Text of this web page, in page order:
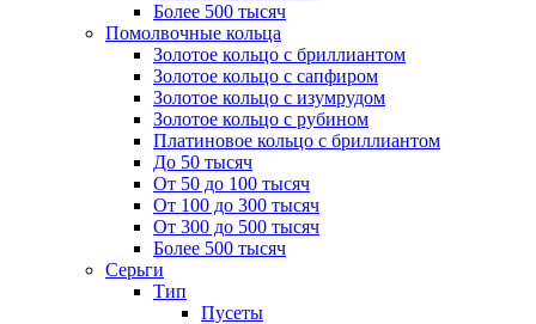
Более 500 тысяч
Помолвочные кольца
Золотое кольцо с бриллиантом
Золотое кольцо с сапфиром
Золотое кольцо с изумрудом
Золотое кольцо с рубином
Платиновое кольцо с бриллиантом
До 50 тысяч
От 50 до 100 тысяч
От 100 до 300 тысяч
От 300 до 500 тысяч
Более 500 тысяч
Серьги
Тип
Пусеты